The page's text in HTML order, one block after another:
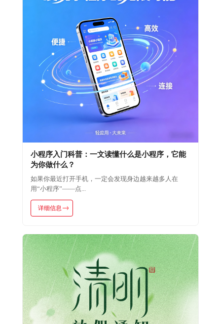
小程序入门科普：一文读懂什么是小程序，它能
为你做什么？
如果你最近打开手机，一定会发现身边越来越多人在
用“小程序”——点...
详细信息